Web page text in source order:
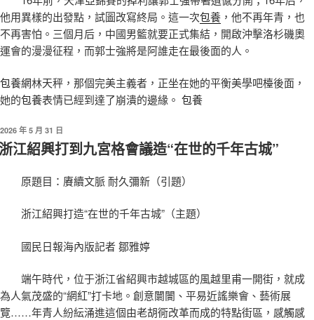
他用異樣的出發點，試圖改寫終局。這一次包養 ，他不再年青，也
不再害怕。三個月后，中國男籃就要正式集結，開啟沖擊洛杉磯奧
運會的漫漫征程，而郭士強將是阿誰走在最後面的人。
包養網林天秤，那個完美主義者，正坐在她的平衡美學吧檯後面，
她的包養表情已經到達了崩潰的邊緣。 包養
發
佈
於
2026 年 5 月 31 日
江紹興打到九宮格會議造“在世的千年古城”
原題目：賡續文脈 耐久彌新（引題）
浙江紹興打造“在世的千年古城”（主題）
國民日報海內版記者 鄒雅婷
端午時代，位于浙江省紹興市越城區的風越里甫一開街，就成
為人氣茂盛的“網紅”打卡地。創意闤闠、平易近謠樂會、藝術展
覽……年青人紛紜涌進這個由老胡衕改革而成的特點街區，感觸感